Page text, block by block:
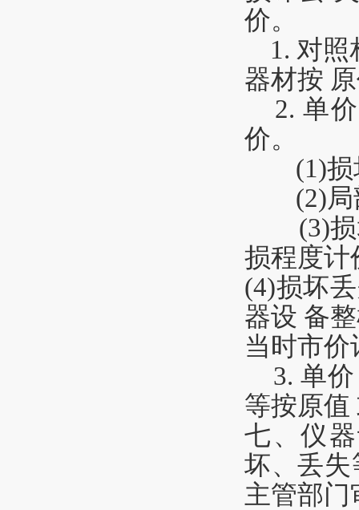
价。
1. 对照
器材按
2. 单
价。
(1)
(2)
(3)
损程度计
(4)损坏丢
器设 备
当时市价
3. 单
等按原值
七、 仪器
坏、 丢失
主管部门